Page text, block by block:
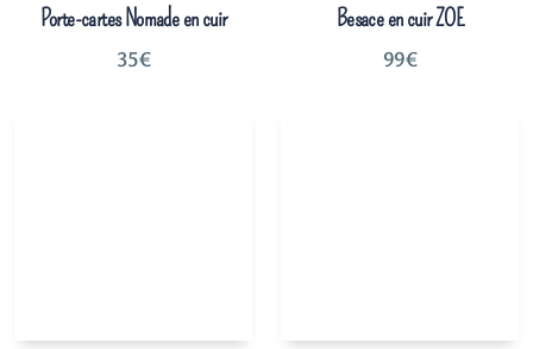
Porte-cartes Nomade en cuir
35€
Besace en cuir ZOE
99€